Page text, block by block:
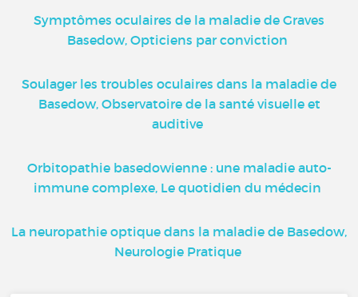
Symptômes oculaires de la maladie de Graves
Basedow, Opticiens par conviction
Soulager les troubles oculaires dans la maladie de
Basedow, Observatoire de la santé visuelle et
auditive
Orbitopathie basedowienne : une maladie auto-
immune complexe, Le quotidien du médecin
La neuropathie optique dans la maladie de Basedow,
Neurologie Pratique